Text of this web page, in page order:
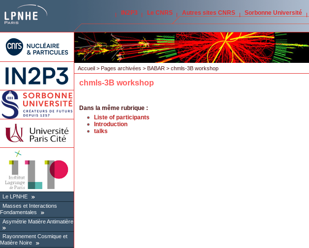
IN2P3 Le CNRS Autres sites CNRS Sorbonne Université
Le LPNHE
Masses et Interactions
Fondamentales
Asymétrie Matière Antimatière
Rayonnement Cosmique et
Matière Noire
Accueil > Pages archivées > BABAR > chmls-3B workshop
chmls-3B workshop
Dans la même rubrique :
Liste of participants
Introduction
talks